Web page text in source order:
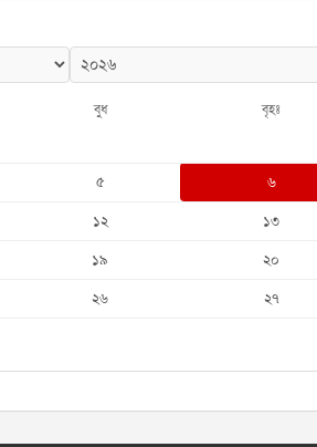
বুধ বৃহঃ
৫ ৬
১২ ১৩
১৯ ২০
২৬ ২৭